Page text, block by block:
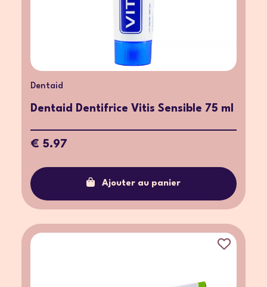
Dentaid
Dentaid Dentifrice Vitis Sensible 75 ml
€ 5.97
Ajouter au panier